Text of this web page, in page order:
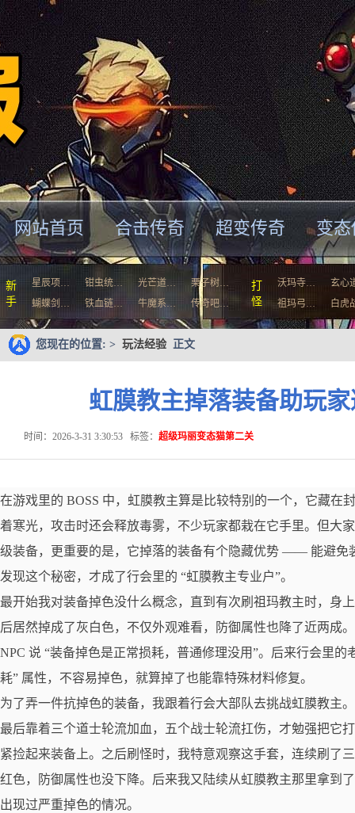
网站首页 合击传奇 超变传奇 变
新
手
星辰项… 钳虫统… 光芒道…
栗子树…
蝴蝶剑…
铁血链… 牛魔系… 传奇吧…
打
怪
沃玛寺…
玄心
祖玛弓…
白虎
您现在的位置: > 玩法经验 正文
虹膜教主掉落装备助玩
时间：2026-3-31 3:30:53 标签： 超级玛丽变态猫第二关
在游戏里的 BOSS 中，虹膜教主算是比较特别的一个，它藏在
着寒光，攻击时还会释放毒雾，不少玩家都栽在它手里。但大
级装备，更重要的是，它掉落的装备有个隐藏优势 —— 能避免
发现这个秘密，才成了行会里的 “虹膜教主专业户”。
最开始我对装备掉色没什么概念，直到有次刷祖玛教主时，身
后居然掉成了灰白色，不仅外观难看，防御属性也降了近两成
NPC 说 “装备掉色是正常损耗，普通修理没用”。后来行会里
耗” 属性，不容易掉色，就算掉了也能靠特殊材料修复。
为了弄一件抗掉色的装备，我跟着行会大部队去挑战虹膜教主
最后靠着三个道士轮流加血，五个战士轮流扛伤，才勉强把它
紧捡起来装备上。之后刷怪时，我特意观察这手套，连续刷了
红色，防御属性也没下降。后来我又陆续从虹膜教主那里拿到
出现过严重掉色的情况。